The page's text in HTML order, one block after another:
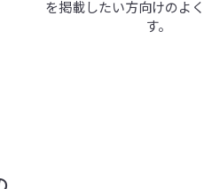
を掲載したい方向けのよ
す。